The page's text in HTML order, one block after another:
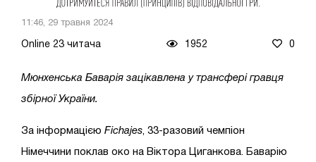
11:46, 29 травня 2024
Online 23 читача 1952 0
Мюнхенська Баварія зацікавлена у трансфері гравця
збірної України.
За інформацією Fichajes , 33-разовий чемпіон
Німеччини поклав око на Віктора Циганкова. Баварію